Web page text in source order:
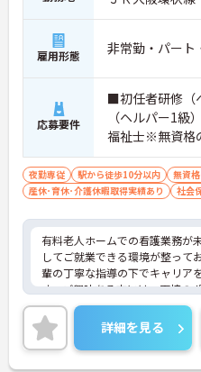
雇用形態 非常勤・パート
応募要件
■初任者研修（
（ヘルパー1級
福祉士※無資格
夜勤専従 駅から徒歩10分以内 無資
産休･育休･介護休暇取得実績あり
社会
有料老人ホームでの看護業務が
してご就業できる環境が整って
輩の丁寧な指導の下でキャリア
す。ご興味ある方には、面接の
に詳細をお話致しますのでお気
い。
詳細を見る